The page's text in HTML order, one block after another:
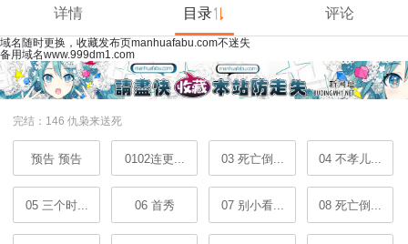
详情 目录 评论
域名随时更换，收藏发布页manhuafabu.com不迷失
备用域名www.999dm1.com
完结：146 仇枭来送死
预告 预告 0102连更... 03 死亡倒... 04 不孝儿...
05 三个时... 06 首秀 07 别小看... 08 死亡倒...